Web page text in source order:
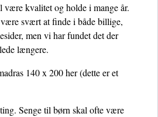
være kvalitet og holde i mange år.
svært at finde i både billige,
men vi har fundet det der
længere.
140 x 200 her(dette er et
Senge til børn skal ofte være